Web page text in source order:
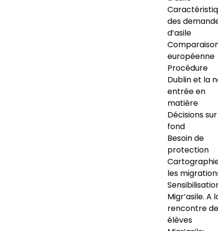
des
d’asile
européenne
Procédure
Dublin et la
entrée en
matière
Décisions
fond
Besoin de
protection
les
Migr’asile. A
rencontre
élèves